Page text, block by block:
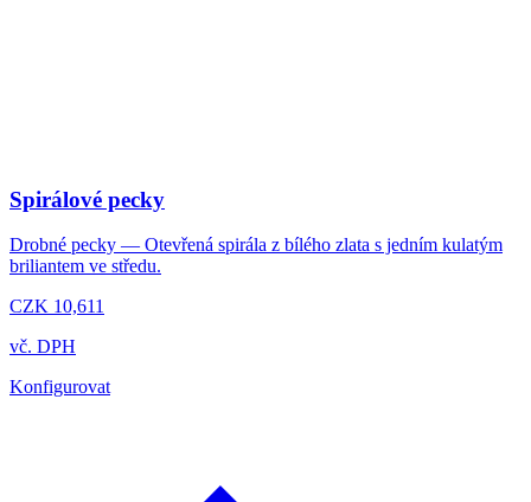
Spirálové pecky
Drobné pecky — Otevřená spirála z bílého zlata s jedním kulatým
briliantem ve středu.
CZK 10,611
vč. DPH
Konfigurovat